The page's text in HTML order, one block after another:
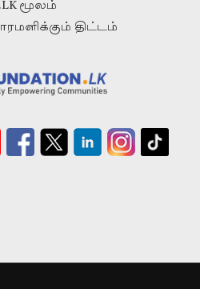
மூலம்
திட்டம்